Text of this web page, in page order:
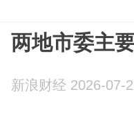
两地市委主
新浪财经 2026-07-